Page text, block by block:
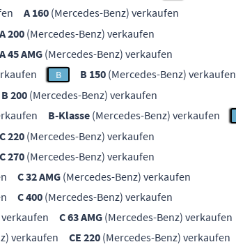
A 160 (Mercedes-Benz) verkaufen
A 200 (Mercedes-Benz) verkaufen
A 45 AMG (Mercedes-Benz) verkaufen
B B 150 (Mercedes-Benz) verkaufen
B 200 (Mercedes-Benz) verkaufen
B-Klasse (Mercedes-Benz) verkaufen
C 220 (Mercedes-Benz) verkaufen
C 270 (Mercedes-Benz) verkaufen
C 32 AMG (Mercedes-Benz) verkaufen
C 400 (Mercedes-Benz) verkaufen
C 63 AMG (Mercedes-Benz) verkaufen
verkaufen CE 220 (Mercedes-Benz) verkaufen